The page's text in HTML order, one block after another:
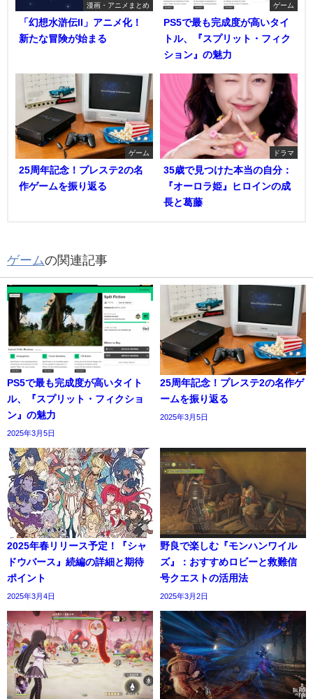
漫画・アニメまとめ
「幻想水滸伝II」アニメ化！
新たな冒険が始まる
ゲーム
PS5で最も完成度が高いタイ
トル、『スプリット・フィク
ション』の魅力
ゲーム
25周年記念！プレステ2の名
作ゲームを振り返る
ドラマ
35歳で見つけた本当の自分：
『オーロラ姫』ヒロインの成
長と葛藤
ゲームの関連記事
PS5で最も完成度が高いタイト
ル、『スプリット・フィクショ
ン』の魅力
2025年3月5日
25周年記念！プレステ2の名作ゲ
ームを振り返る
2025年3月5日
2025年春リリース予定！『シャ
ドウバース』続編の詳細と期待
ポイント
2025年3月4日
野良で楽しむ『モンハンワイル
ズ』：おすすめロビーと救難信
号クエストの活用法
2025年3月2日